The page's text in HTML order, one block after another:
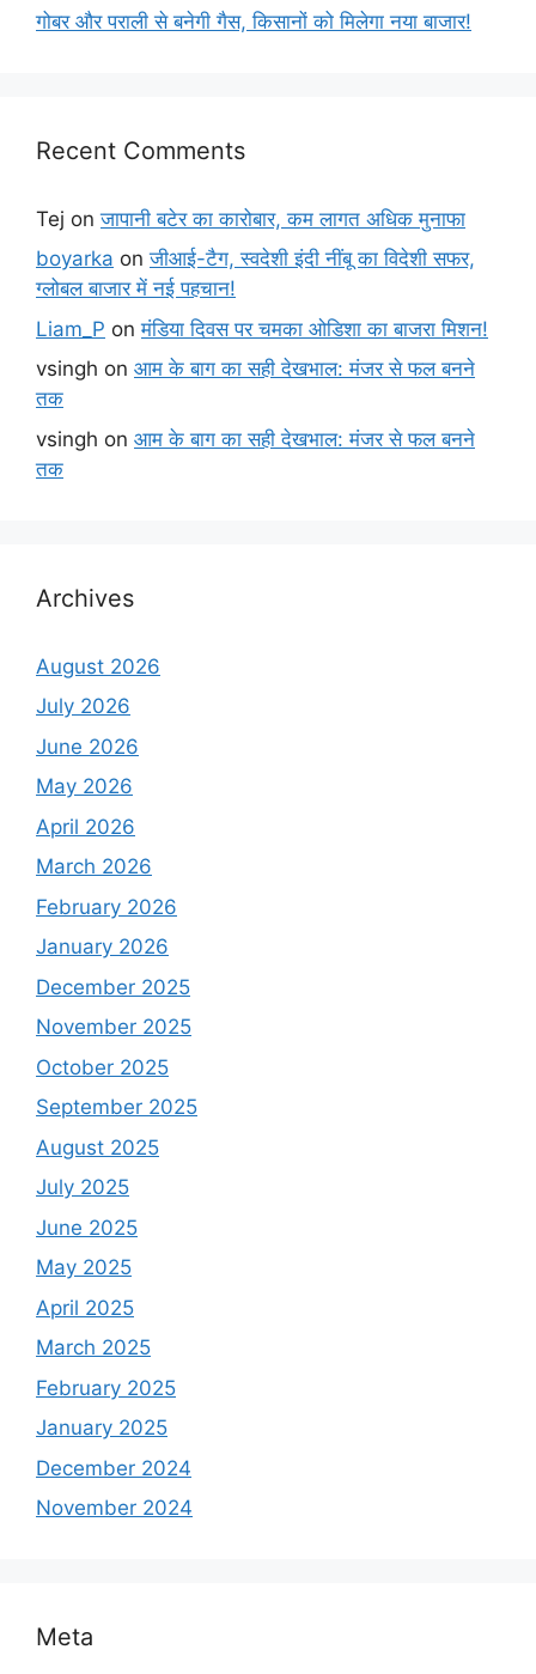
गोबर और पराली से बनेगी गैस, किसानों को मिलेगा नया बाजार!
Recent Comments
Tej onजापानी बटेर का कारोबार, कम लागत अधिक मुनाफा
boyarka onजीआई-टैग, स्वदेशी इंदी नींबू का विदेशी सफर,
ग्लोबल बाजार में नई पहचान!
Liam_P onमंडिया दिवस पर चमका ओडिशा का बाजरा मिशन!
vsingh on आम के बाग का सही देखभाल: मंजर से फल बनने
तक
vsingh on आम के बाग का सही देखभाल: मंजर से फल बनने
तक
Archives
August 2026
July 2026
June 2026
May 2026
April 2026
March 2026
February 2026
January 2026
December 2025
November 2025
October 2025
September 2025
August 2025
July 2025
June 2025
May 2025
April 2025
March 2025
February 2025
January 2025
December 2024
November 2024
Meta